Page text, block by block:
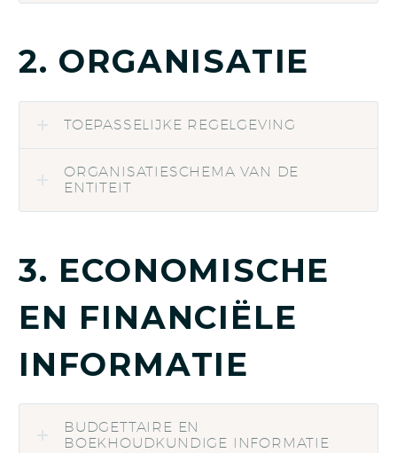
2. ORGANISATIE
TOEPASSELIJKE REGELGEVING
ORGANISATIESCHEMA VAN DE
ENTITEIT
3. ECONOMISCHE
EN FINANCIËLE
INFORMATIE
BUDGETTAIRE EN
BOEKHOUDKUNDIGE INFORMATIE